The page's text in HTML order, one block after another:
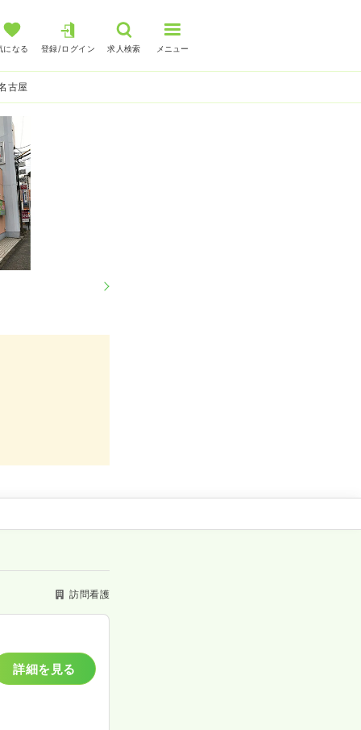
になる 登録/ログイン 求人検索 メニュー
古屋
訪問看護
詳細を見る